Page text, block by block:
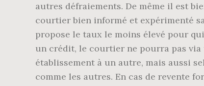
autres défraiements. De même il est
courtier bien informé et expérimenté
propose le taux le moins élevé pour
un crédit, le courtier ne pourra pas via
établissement à un autre, mais aussi
comme les autres. En cas de revente